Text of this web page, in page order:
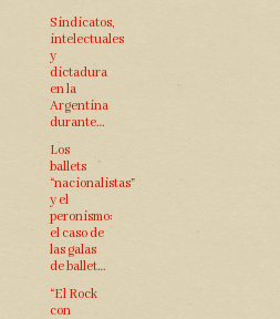
Sindicatos,
intelectuales
y
dictadura
en la
Argentina
durante…
Los
ballets
“nacionalistas”
y el
peronismo:
el caso de
las galas
de ballet…
“El Rock
con